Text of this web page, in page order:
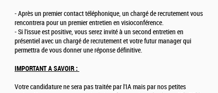
- Après un premier contact téléphonique, un chargé de recrutement vous
rencontrera pour un premier entretien en visioconférence.
- Si l'issue est positive, vous serez invité à un second entretien en
présentiel avec un chargé de recrutement et votre futur manager qui
permettra de vous donner une réponse définitive.
IMPORTANT A SAVOIR :
Votre candidature ne sera pas traitée par l'IA mais par nos petites